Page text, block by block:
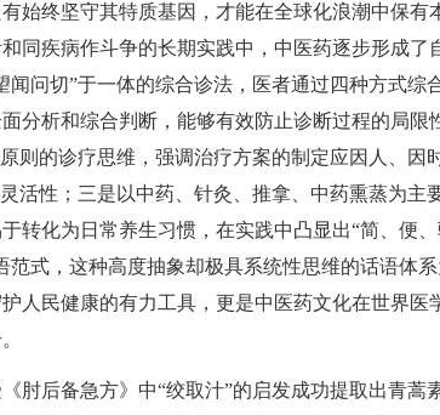
始终坚守其特质基因，才能在全球化浪潮中保
同疾病作斗争的长期实践中，中医药逐步形成了
闻问切”于一体的综合诊法，医者通过四种方式
分析和综合判断，能够有效防止诊断过程的局
则的诊疗思维，强调治疗方案的制定应因人、因
活性；三是以中药、针灸、推拿、中药熏蒸为主
转化为日常养生习惯，在实践中凸显出“简、便
范式，这种高度抽象却极具系统性思维的话语体
人民健康的有力工具，更是中医药文化在世界
肘后备急方》中“绞取汁”的启发成功提取出青